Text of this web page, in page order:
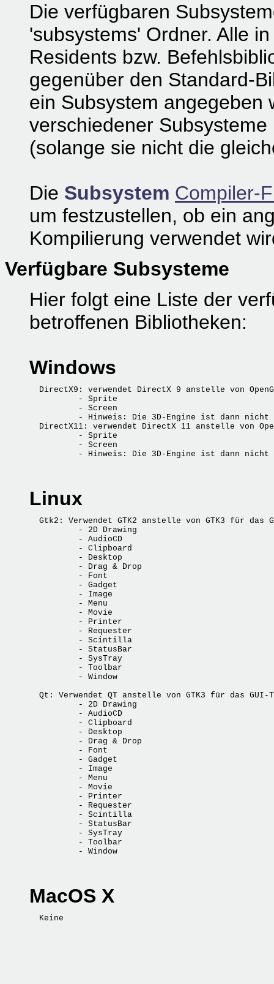
Die verfügbaren
'subsystems' Ordner. Alle
Residents bzw.
gegenüber den Standard-
ein Subsystem angegeben
verschiedener
(solange sie nicht die
Die Subsystem Compiler-
um festzustellen, ob ein
Kompilierung verwendet
Verfügbare Subsysteme
Hier folgt eine Liste der
betroffenen Bibliotheken:
Windows
DirectX9: verwendet DirectX 9 anstelle von
          - Sprite
          - Screen
- Hinweis: Die 3D-Engine ist dann
DirectX11: verwendet DirectX 11 anstelle von
          - Sprite
          - Screen
Linux
Gtk2: Verwendet GTK2 anstelle von GTK3 für das
          - 2D Drawing
          - AudioCD
          - Clipboard
          - Desktop
          - Drag & Drop
          - Font
          - Gadget
          - Image
          - Menu
          - Movie
          - Printer
          - Requester
          - Scintilla
          - StatusBar
          - SysTray
          - Toolbar
          - Window
Qt: Verwendet QT anstelle von GTK3 für das
          - 2D Drawing
          - AudioCD
          - Clipboard
          - Desktop
          - Drag & Drop
          - Font
          - Gadget
          - Image
          - Menu
          - Movie
          - Printer
          - Requester
          - Scintilla
          - StatusBar
          - SysTray
          - Toolbar
MacOS X